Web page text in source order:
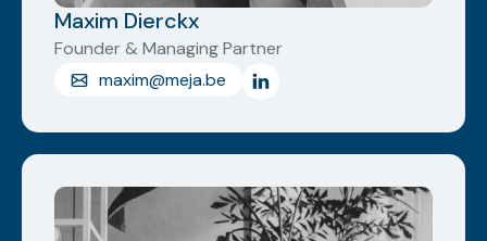
Maxim Dierckx
Founder & Managing Partner
maxim@meja.be